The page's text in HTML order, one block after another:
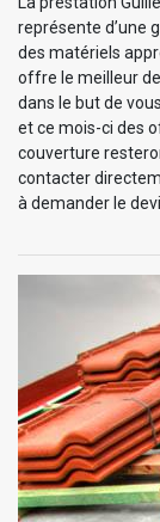
représente d’une
des matériels
offre le meilleur
dans le but de
et ce mois-ci des
couverture
contacter
à demander le